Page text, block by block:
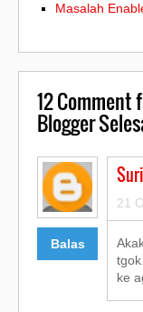
Masalah
12Comment
Blogger
Balas
21
ke